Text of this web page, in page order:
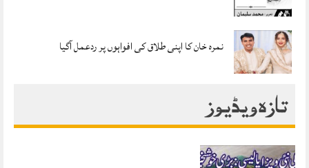
نمرہ خان کا اپنی طلاق کی افواہوں پر ردعمل آگیا
تازہ ویڈیوز